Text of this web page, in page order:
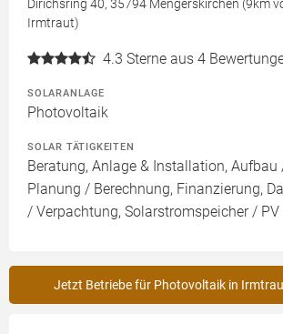
Dirichsring 40, 35794 Mengerskirchen (9km
Irmtraut)
4.3 Sterne aus 4
SOLARANLAGE
Photovoltaik
SOLAR TÄTIGKEITEN
Beratung, Anlage & Installation, Aufbau
Planung / Berechnung, Finanzierung,
/ Verpachtung, Solarstromspeicher / PV
Jetzt Betriebe für Photovoltaik in